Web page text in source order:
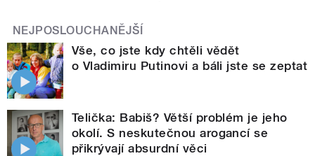
NEJPOSLOUCHANĚJŠÍ
Vše, co jste kdy chtěli vědět
o Vladimiru Putinovi a báli jste se zeptat
Telička: Babiš? Větší problém je jeho
okolí. S neskutečnou arogancí se
přikrývají absurdní věci